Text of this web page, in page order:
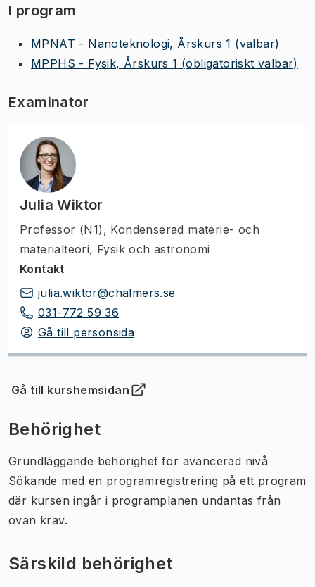
I program
MPNAT - Nanoteknologi, Årskurs 1 (valbar)
MPPHS - Fysik, Årskurs 1 (obligatoriskt valbar)
Examinator
Julia Wiktor
Professor (N1) , Kondenserad materie- och
materialteori, Fysik och astronomi
Kontakt
julia.wiktor@chalmers.se
031-772 59 36
Gå till personsida
Gå till kurshemsidan
(Öppnas i ny flik)
Behörighet
Grundläggande behörighet för avancerad nivå
Sökande med en programregistrering på ett program
där kursen ingår i programplanen undantas från
ovan krav.
Särskild behörighet